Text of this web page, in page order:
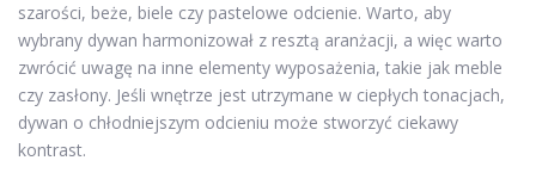
szarości, beże, biele czy pastelowe odcienie. Warto, aby
wybrany dywan harmonizował z resztą aranżacji, a więc warto
zwrócić uwagę na inne elementy wyposażenia, takie jak meble
czy zasłony. Jeśli wnętrze jest utrzymane w ciepłych tonacjach,
dywan o chłodniejszym odcieniu może stworzyć ciekawy
kontrast.